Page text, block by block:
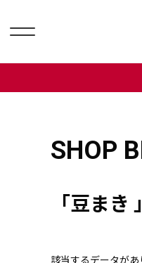
SHOP
「豆まき 」
該当するデータがあ